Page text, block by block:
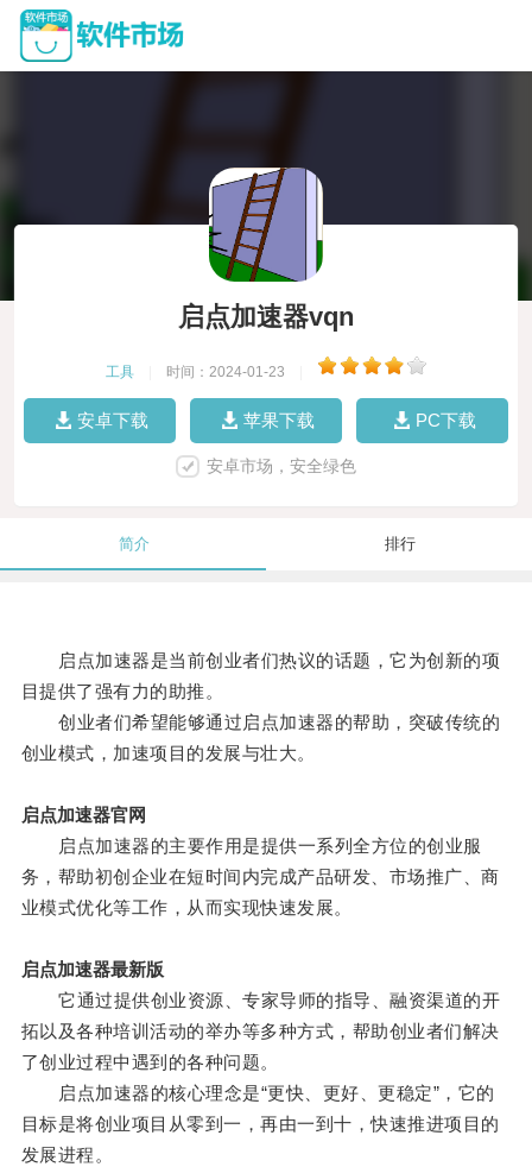
启点加速器vqn
工具 时间：2024-01-23
安卓下载 苹果下载 PC下载
安卓市场，安全绿色
简介 排行
启点加速器是当前创业者们热议的话题，它为创新的项
目提供了强有力的助推。
创业者们希望能够通过启点加速器的帮助，突破传统的
创业模式，加速项目的发展与壮大。
启点加速器官网
启点加速器的主要作用是提供一系列全方位的创业服
务，帮助初创企业在短时间内完成产品研发、市场推广、商
业模式优化等工作，从而实现快速发展。
启点加速器最新版
它通过提供创业资源、专家导师的指导、融资渠道的开
拓以及各种培训活动的举办等多种方式，帮助创业者们解决
了创业过程中遇到的各种问题。
启点加速器的核心理念是“更快、更好、更稳定”，它的
目标是将创业项目从零到一，再由一到十，快速推进项目的
发展进程。